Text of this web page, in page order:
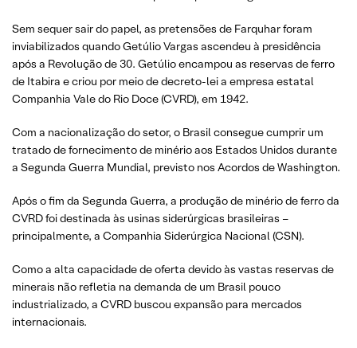
Sem sequer sair do papel, as pretensões de Farquhar foram
inviabilizados quando Getúlio Vargas ascendeu à presidência
após a Revolução de 30. Getúlio encampou as reservas de ferro
de Itabira e criou por meio de decreto-lei a empresa estatal
Companhia Vale do Rio Doce (CVRD), em 1942.
Com a nacionalização do setor, o Brasil consegue cumprir um
tratado de fornecimento de minério aos Estados Unidos durante
a Segunda Guerra Mundial, previsto nos Acordos de Washington.
Após o fim da Segunda Guerra, a produção de minério de ferro da
CVRD foi destinada às usinas siderúrgicas brasileiras –
principalmente, a Companhia Siderúrgica Nacional (CSN).
Como a alta capacidade de oferta devido às vastas reservas de
minerais não refletia na demanda de um Brasil pouco
industrializado, a CVRD buscou expansão para mercados
internacionais.